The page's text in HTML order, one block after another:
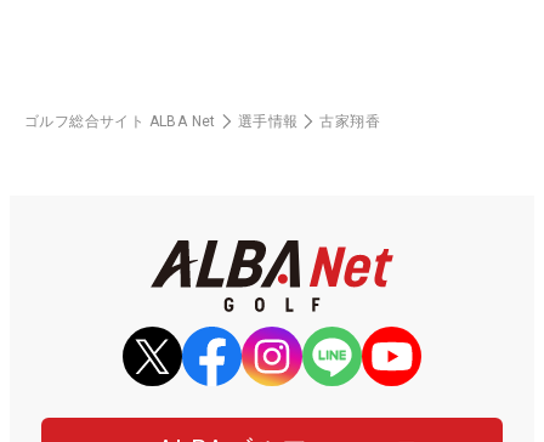
ゴルフ総合サイト ALBA Net 選手情報 古家翔香